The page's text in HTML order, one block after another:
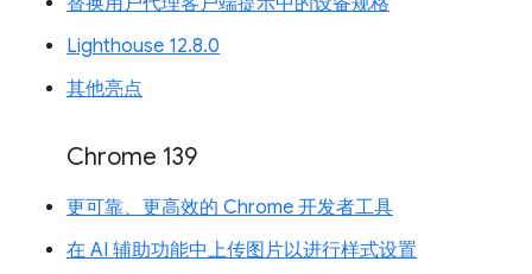
Lighthouse 12.8.0
其他亮点
Chrome 139
更可靠、更高效的 Chrome 开发者工具
在 AI 辅助功能中上传图片以进行样式设置